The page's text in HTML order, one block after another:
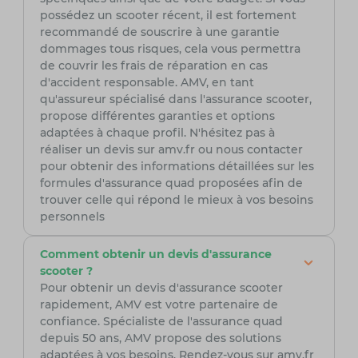
possédez un scooter récent, il est fortement
recommandé de souscrire à une garantie
dommages tous risques, cela vous permettra
de couvrir les frais de réparation en cas
d'accident responsable. AMV, en tant
qu'assureur spécialisé dans l'assurance scooter,
propose différentes garanties et options
adaptées à chaque profil. N'hésitez pas à
réaliser un devis sur amv.fr ou nous contacter
pour obtenir des informations détaillées sur les
formules d'assurance quad proposées afin de
trouver celle qui répond le mieux à vos besoins
personnels
Comment obtenir un devis d'assurance
scooter ?
Pour obtenir un devis d'assurance scooter
rapidement, AMV est votre partenaire de
confiance. Spécialiste de l'assurance quad
depuis 50 ans, AMV propose des solutions
adaptées à vos besoins. Rendez-vous sur amv.fr